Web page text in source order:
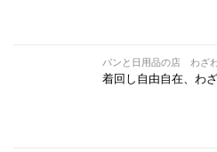
パンと日用品の店 わざ
着回し自由自在、わ